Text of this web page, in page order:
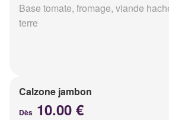
Base tomate, fromage, viande
terre
Calzone jambon
Dès 10.00 €